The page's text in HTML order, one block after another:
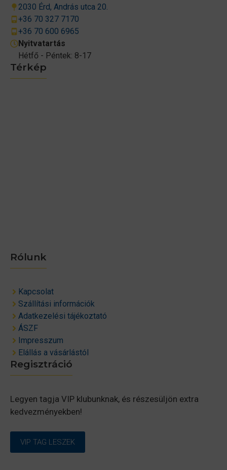
Térkép
Rólunk
Kapcsolat
Szállítási információk
Adatkezelési tájékoztató
ÁSZF
Impresszum
Elállás a vásárlástól
2030 Érd, András utca 20.
+36 70 327 7170
+36 70 600 6965
Nyitvatartás
Hétfő - Péntek: 8-17
Regisztráció
Legyen tagja VIP klubunknak, és részesüljön extra
kedvezményekben!
VIP TAG LESZEK